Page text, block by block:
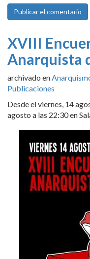
XVIII
Anarquista
archivado en
Publicaciones
Desde el viernes, 14
agosto a las 22:30 en